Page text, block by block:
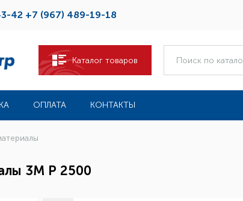
42 +7 (967) 489-19-18
Каталог товаров
ОПЛАТА КОНТАКТЫ
3М Р 2500